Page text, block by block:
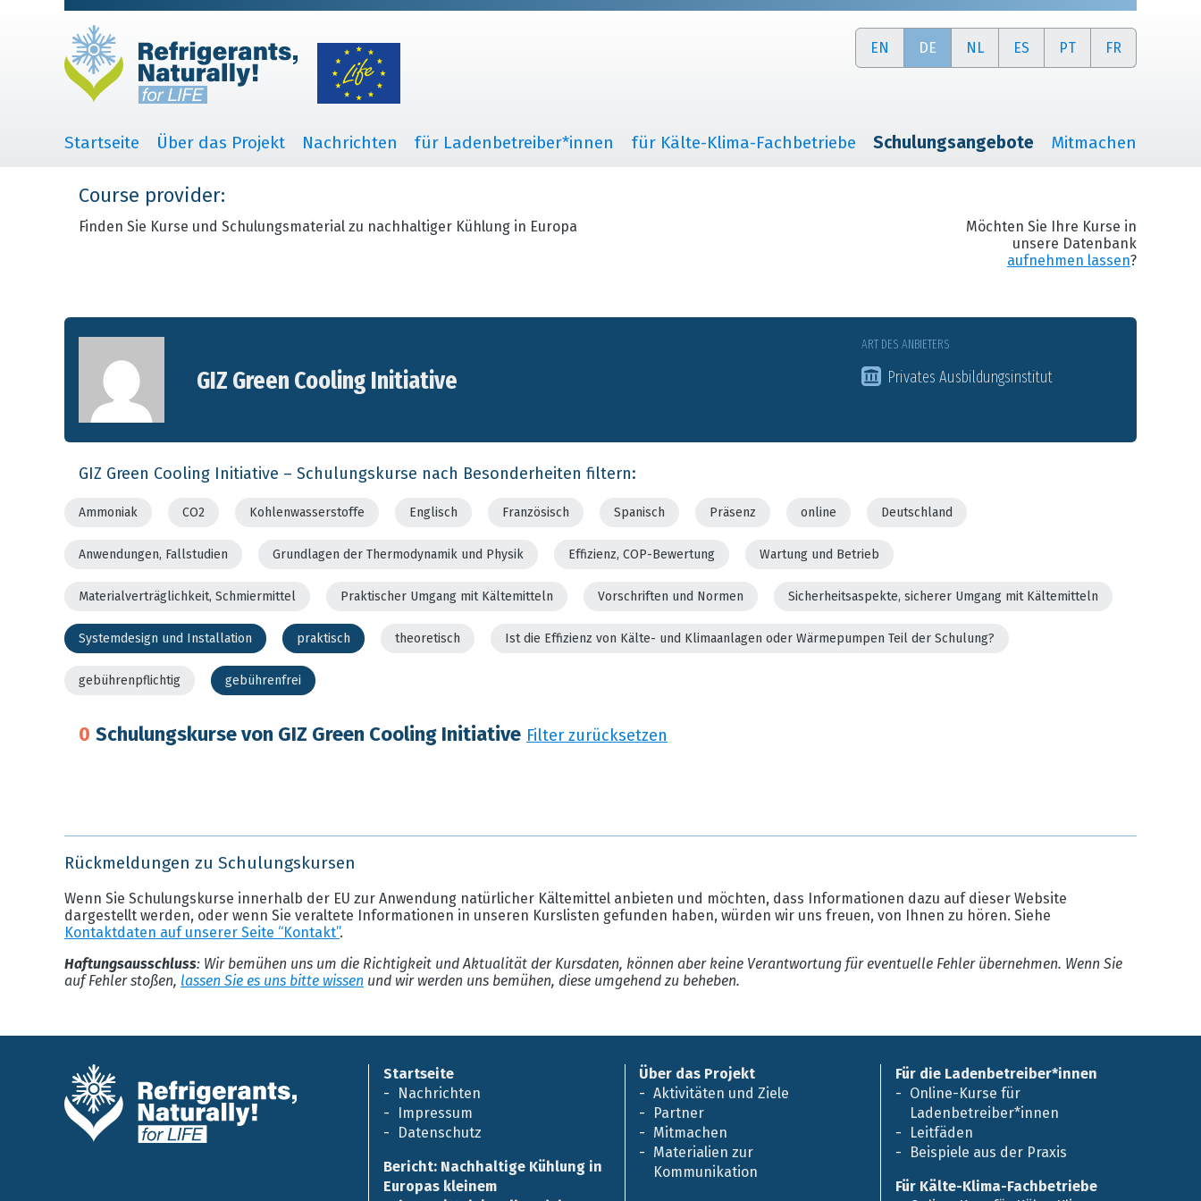
EN DE NL ES PT FR
Startseite Über das Projekt Nachrichten für Ladenbetreiber*innen für Kälte-Klima-Fachbetriebe Schulungsangebote Mitmachen
Course provider:
Finden Sie Kurse und Schulungsmaterial zu nachhaltiger Kühlung in Europa
Möchten Sie Ihre Kurse in
unsere Datenbank
aufnehmen lassen?
GIZ Green Cooling Initiative
ART DES ANBIETERS
Privates Ausbildungsinstitut
GIZ Green Cooling Initiative – Schulungskurse nach Besonderheiten filtern:
Ammoniak CO2 Kohlenwasserstoffe Englisch Französisch Spanisch Präsenz online Deutschland
Anwendungen, Fallstudien Grundlagen der Thermodynamik und Physik Effizienz, COP-Bewertung Wartung und Betrieb
Materialverträglichkeit, Schmiermittel Praktischer Umgang mit Kältemitteln Vorschriften und Normen Sicherheitsaspekte, sicherer Umgang mit Kältemitteln
Systemdesign und Installation praktisch theoretisch Ist die Effizienz von Kälte- und Klimaanlagen oder Wärmepumpen Teil der Schulung?
gebührenpflichtig gebührenfrei
0 Schulungskurse von GIZ Green Cooling Initiative Filter zurücksetzen
Rückmeldungen zu Schulungskursen
Wenn Sie Schulungskurse innerhalb der EU zur Anwendung natürlicher Kältemittel anbieten und möchten, dass Informationen dazu auf dieser Website
dargestellt werden, oder wenn Sie veraltete Informationen in unseren Kurslisten gefunden haben, würden wir uns freuen, von Ihnen zu hören. Siehe
Kontaktdaten auf unserer Seite “Kontakt”.
Haftungsausschluss: Wir bemühen uns um die Richtigkeit und Aktualität der Kursdaten, können aber keine Verantwortung für eventuelle Fehler übernehmen. Wenn Sie
auf Fehler stoßen, lassen Sie es uns bitte wissen und wir werden uns bemühen, diese umgehend zu beheben.
Startseite
Nachrichten
Impressum
Datenschutz
Bericht: Nachhaltige Kühlung in
Europas kleinem
Über das Projekt
Aktivitäten und Ziele
Partner
Mitmachen
Materialien zur
Kommunikation
Für die Ladenbetreiber*innen
Online-Kurse für
Ladenbetreiber*innen
Leitfäden
Beispiele aus der Praxis
Für Kälte-Klima-Fachbetriebe